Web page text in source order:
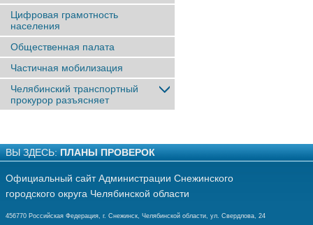
Цифровая грамотность
населения
Общественная палата
Частичная мобилизация
Челябинский транспортный
прокурор разъясняет
ВЫ ЗДЕСЬ: ПЛАНЫ ПРОВЕРОК
Официальный сайт Администрации Снежинского
городского округа Челябинской области
456770 Российская Федерация, г. Снежинск, Челябинской области, ул. Свердлова, 24